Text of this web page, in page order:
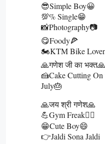
😎Simple Boy😀
💯% Single😁
📸Photography📷
😋Foody🍕
🏍️KTM Bike
🙏गणेश जी का भक्त🙏
🍰Cake Cutting On
July🎂
🙏जय श्री गणेश🙏
💪Gym Freak🏋️‍♂️
😁Cute Boy😄
👉Jaldi Sona Jaldi